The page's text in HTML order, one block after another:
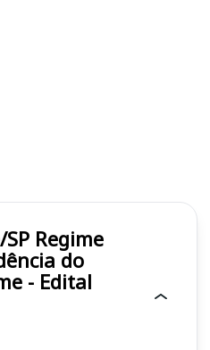
do
- Edital